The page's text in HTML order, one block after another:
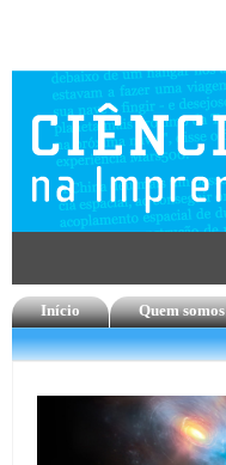
Início Quem somos